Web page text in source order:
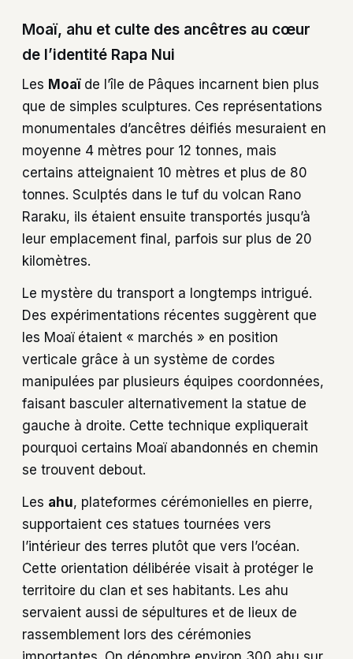
Moaï, ahu et culte des ancêtres au cœur
de l’identité Rapa Nui
Les Moaïde l’île de Pâques incarnent bien plus
que de simples sculptures. Ces représentations
monumentales d’ancêtres déifiés mesuraient en
moyenne 4 mètres pour 12 tonnes, mais
certains atteignaient 10 mètres et plus de 80
tonnes. Sculptés dans le tuf du volcan Rano
Raraku, ils étaient ensuite transportés jusqu’à
leur emplacement final, parfois sur plus de 20
kilomètres.
Le mystère du transport a longtemps intrigué.
Des expérimentations récentes suggèrent que
les Moaï étaient « marchés » en position
verticale grâce à un système de cordes
manipulées par plusieurs équipes coordonnées,
faisant basculer alternativement la statue de
gauche à droite. Cette technique expliquerait
pourquoi certains Moaï abandonnés en chemin
se trouvent debout.
Les ahu, plateformes cérémonielles en pierre,
supportaient ces statues tournées vers
l’intérieur des terres plutôt que vers l’océan.
Cette orientation délibérée visait à protéger le
territoire du clan et ses habitants. Les ahu
servaient aussi de sépultures et de lieux de
rassemblement lors des cérémonies